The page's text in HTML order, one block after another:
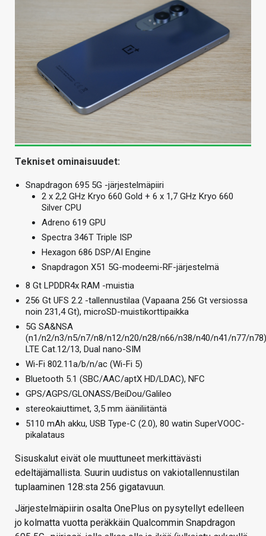
Tekniset ominaisuudet:
Snapdragon 695 5G -järjestelmäpiiri
2 x 2,2 GHz Kryo 660 Gold + 6 x 1,7 GHz Kryo 660
Silver CPU
Adreno 619 GPU
Spectra 346T Triple ISP
Hexagon 686 DSP/AI Engine
Snapdragon X51 5G-modeemi-RF-järjestelmä
8 Gt LPDDR4x RAM -muistia
256 Gt UFS 2.2 -tallennustilaa (Vapaana 256 Gt versiossa
noin 231,4 Gt), microSD-muistikorttipaikka
5G SA&NSA
(n1/n2/n3/n5/n7/n8/n12/n20/n28/n66/n38/n40/n41/n77/
LTE Cat.12/13, Dual nano-SIM
Wi-Fi 802.11a/b/n/ac (Wi-Fi 5)
Bluetooth 5.1 (SBC/AAC/aptX HD/LDAC), NFC
GPS/AGPS/GLONASS/BeiDou/Galileo
stereokaiuttimet, 3,5 mm ääniliitäntä
5110 mAh akku, USB Type-C (2.0), 80 watin SuperVOOC-
pikalataus
Sisuskalut eivät ole muuttuneet merkittävästi
edeltäjämallista. Suurin uudistus on vakiotallennustilan
tuplaaminen 128:sta 256 gigatavuun.
Järjestelmäpiirin osalta OnePlus on pysytellyt edelleen
jo kolmatta vuotta peräkkäin Qualcommin Snapdragon